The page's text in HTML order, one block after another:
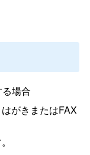
場合
がきまたはFAX